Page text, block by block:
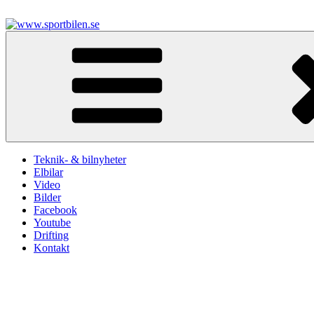
till
innehåll
www.sportbilen.se
Teknik- & bilnyheter
Elbilar
Video
Bilder
Facebook
Youtube
Drifting
Kontakt